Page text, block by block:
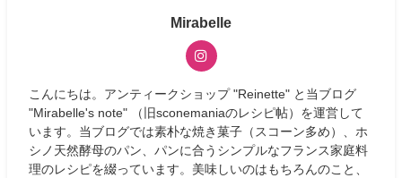
Mirabelle
こんにちは。アンティークショップ "Reinette" と当ブログ
"Mirabelle's note" （旧sconemaniaのレシピ帖）を運営して
います。当ブログでは素朴な焼き菓子（スコーン多め）、ホ
シノ天然酵母のパン、パンに合うシンプルなフランス家庭料
理のレシピを綴っています。美味しいのはもちろんのこと、